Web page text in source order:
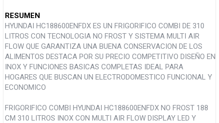
RESUMEN
HYUNDAI HC188600ENFDX ES UN FRIGORIFICO COMBI DE 310
LITROS CON TECNOLOGIA NO FROST Y SISTEMA MULTI AIR
FLOW QUE GARANTIZA UNA BUENA CONSERVACION DE LOS
ALIMENTOS DESTACA POR SU PRECIO COMPETITIVO DISEÑO EN
INOX Y FUNCIONES BASICAS COMPLETAS IDEAL PARA
HOGARES QUE BUSCAN UN ELECTRODOMESTICO FUNCIONAL Y
ECONOMICO
FRIGORIFICO COMBI HYUNDAI HC188600ENFDX NO FROST 188
CM 310 LITROS INOX CON MULTI AIR FLOW DISPLAY LED Y